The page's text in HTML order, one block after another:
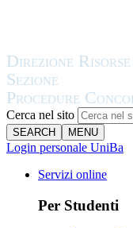
Cerca nel sito
SEARCH MENU
Login personale UniBa
Servizi online
Per Studenti